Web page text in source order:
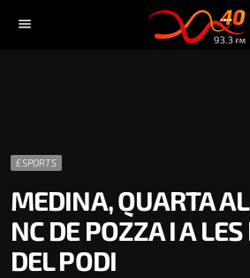
menu
ESPORTS
MEDINA, QUARTA
NC DE POZZA I A
DEL PODI